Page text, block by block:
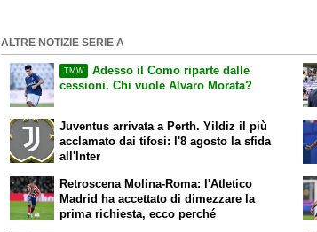
ALTRE NOTIZIE SERIE A
TMW
Adesso il Como riparte dalle
cessioni. Chi vuole Alvaro Morata?
Juventus arrivata a Perth. Yildiz il più
acclamato dai tifosi: l'8 agosto la sfida
all'Inter
Retroscena Molina-Roma: l'Atletico
Madrid ha accettato di dimezzare la
prima richiesta, ecco perché